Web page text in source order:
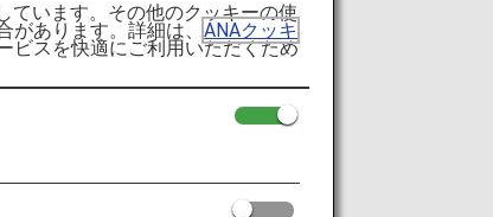
ています。その他のクッキーの使
があります。詳細は、ANAクッキ
ビスを快適にご利用いただくため